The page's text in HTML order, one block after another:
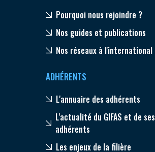
Pourquoi nous rejoindre ?
Nos guides et publications
Nos réseaux à l'international
ADHÉRENTS
L'annuaire des adhérents
L'actualité du GIFAS et de ses
adhérents
Les enjeux de la filière